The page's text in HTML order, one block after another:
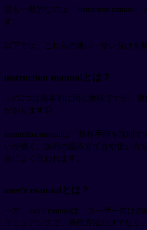
最も一般的なのは「instruction manual」
す。
以下では、これらの違い・使い分けを
instruction manualとは？
この2つは基本的に同じ意味ですが、
があります😊
instruction manualは「操作手順を説明
いが強く、製品の組み立て方や使い方
合によく使われます。
user's manualとは？
一方、user's manualは「ユーザー向け
うニュアンスで、操作方法だけでなく